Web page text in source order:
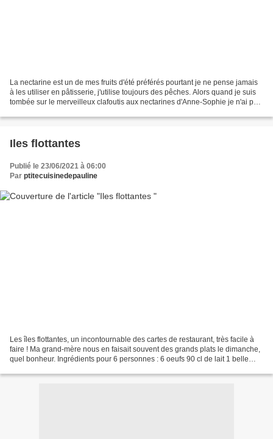
La nectarine est un de mes fruits d'été préférés pourtant je ne pense jamais
à les utiliser en pâtisserie, j'utilise toujours des pêches. Alors quand je suis
tombée sur le merveilleux clafoutis aux nectarines d'Anne-Sophie je n'ai pas
Iles flottantes
Publié le 23/06/2021 à 06:00
Par ptitecuisinedepauline
Les îles flottantes, un incontournable des cartes de restaurant, très facile à
faire ! Ma grand-mère nous en faisait souvent des grands plats le dimanche,
quel bonheur. Ingrédients pour 6 personnes : 6 oeufs 90 cl de lait 1 belle